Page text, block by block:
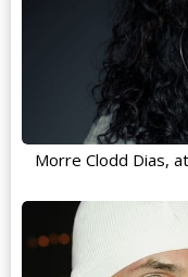
Morre Clodd Dias,